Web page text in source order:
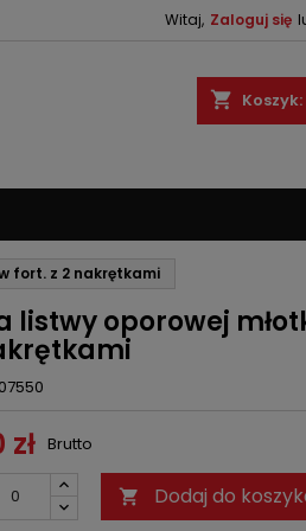
Witaj, Zaloguj się
shopping_cart Koszyk:
fort. z 2 nakrętkami
listwy oporowej
Brutto
 Dodaj do